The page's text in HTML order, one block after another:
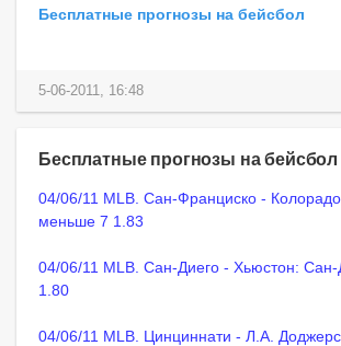
Бесплатные прогнозы на бейсбол
5-06-2011, 16:48
Бесплатные прогнозы на бейсбол
04/06/11 MLB. Сан-Франциско -
меньше 7 1.83
04/06/11 MLB. Сан-Диего - Хьюстон: Сан-
1.80
04/06/11 MLB. Цинциннати - Л.А.